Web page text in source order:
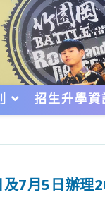
招生升學
7月5日辦理